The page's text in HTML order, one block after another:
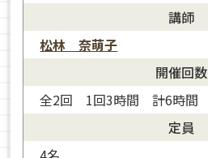
講師
松林 奈萌子
開催回数
全2回 1回3時間 計6時間
定員